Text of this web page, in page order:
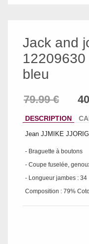
Jack and
bleu
DESCRIPTION
Jean JJMIKE
- Braguette à boutons
- Coupe fuselée,
- Longueur jambes : 34
Composition : 79%